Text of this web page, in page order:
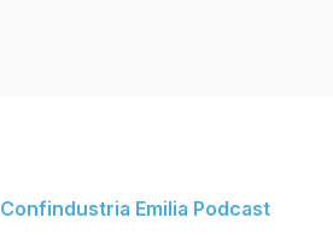
Confindustria Emilia Podcast